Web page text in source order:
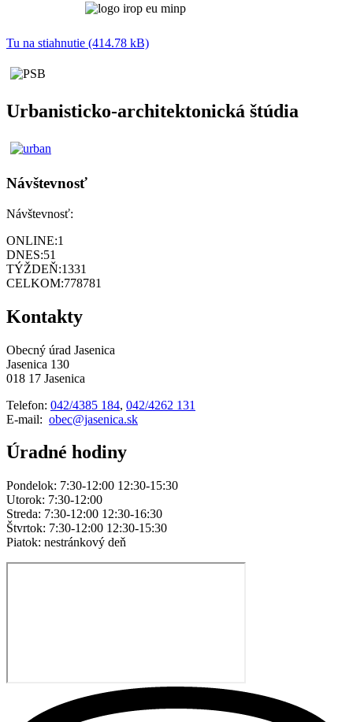
Tu na stiahnutie (414.78 kB)
Urbanisticko-architektonická štúdia
Návštevnosť
Návštevnosť:
ONLINE:1
DNES:51
TÝŽDEŇ:1331
CELKOM:778781
Kontakty
Obecný úrad Jasenica
Jasenica 130
018 17 Jasenica
Telefon: 042/4385 184, 042/4262 131
E-mail: obec@jasenica.sk
Úradné hodiny
Pondelok: 7:30-12:00 12:30-15:30
Utorok: 7:30-12:00
Streda: 7:30-12:00 12:30-16:30
Štvrtok: 7:30-12:00 12:30-15:30
Piatok: nestránkový deň